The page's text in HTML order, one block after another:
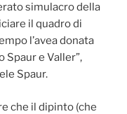
simulacro della
il quadro di
l’avea donata
Spaur e Valler”,
Spaur.
che il dipinto (che